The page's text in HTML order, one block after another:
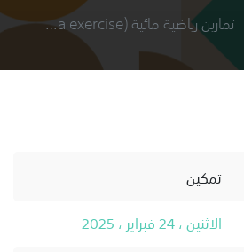
تمارين رياضية مائية (aqua exercise)
تمكين
الاثنين ، 24 فبراير ، 2025